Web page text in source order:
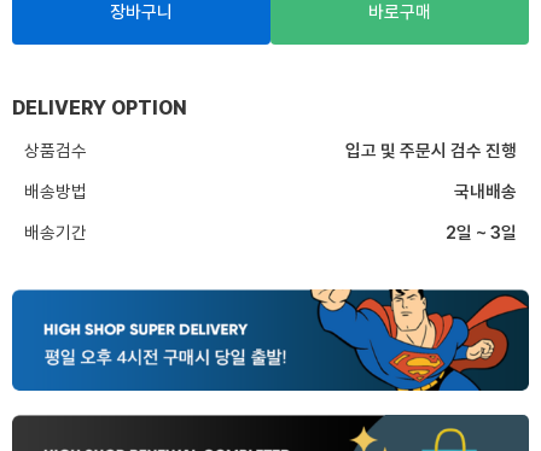
장바구니 바로구매
DELIVERY OPTION
상품검수
입고 및 주문시 검수 진행
배송방법
국내배송
배송기간
2일 ~ 3일